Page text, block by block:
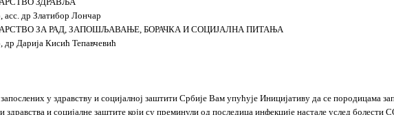
асс. др Златибор Лончар
ЗА РАД, ЗАПОШЉАВАЊЕ, БОРАЧКА И СОЦИЈАЛНА ПИТАЊА
др Дарија Кисић Тепавчевић
у здравству и социјалној заштити Србије Вам упућује Иницијативу да се породицама
здравства и социјалне заштите који су преминули од последица инфекције настале услед болести